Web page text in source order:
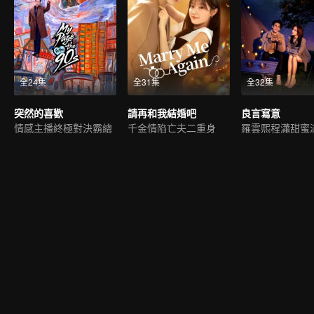
全24集
突然的喜歡
情感主播終極對決霸總
全31集
請再和我結婚吧
千金情陷亡夫二重身
全32集
良言寫意
羅雲熙程瀟甜蜜